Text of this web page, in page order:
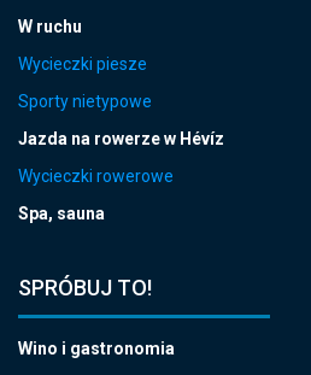
W ruchu
Wycieczki piesze
Sporty nietypowe
Jazda na rowerze w Hévíz
Wycieczki rowerowe
Spa, sauna
SPRÓBUJ TO!
Wino i gastronomia